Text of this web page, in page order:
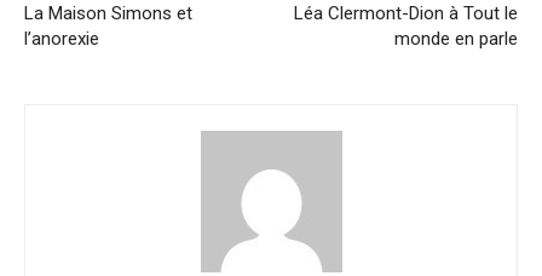
La Maison Simons et
l’anorexie
Léa Clermont-Dion à Tout le
monde en parle